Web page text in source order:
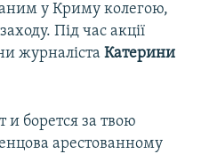
у Криму колегою,
Під час акції
журналіста Катерини
и борется за твою
арестованному